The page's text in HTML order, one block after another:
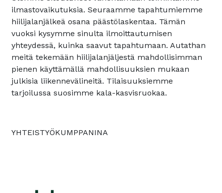
ilmastovaikutuksia. Seuraamme tapahtumiemme
hiilijalanjälkeä osana päästölaskentaa. Tämän
vuoksi kysymme sinulta ilmoittautumisen
yhteydessä, kuinka saavut tapahtumaan. Autathan
meitä tekemään hiilijalanjäljestä mahdollisimman
pienen käyttämällä mahdollisuuksien mukaan
julkisia liikennevälineitä. Tilaisuuksiemme
tarjoilussa suosimme kala-kasvisruokaa.
YHTEISTYÖKUMPPANINA